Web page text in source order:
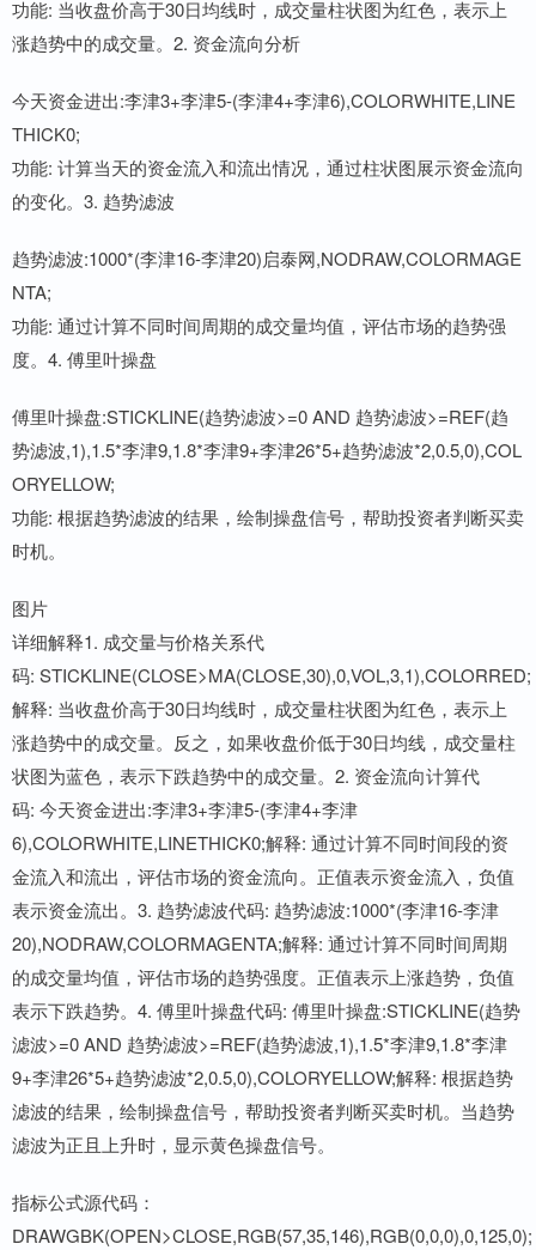
功能: 当收盘价高于30日均线时，成交量柱状图为红色，表示上
涨趋势中的成交量。2. 资金流向分析
今天资金进出:李津3+李津5-(李津4+李津6),COLORWHITE,LINE
THICK0;
功能: 计算当天的资金流入和流出情况，通过柱状图展示资金流向
的变化。3. 趋势滤波
趋势滤波:1000*(李津16-李津20)启泰网,NODRAW,COLORMAGE
NTA;
功能: 通过计算不同时间周期的成交量均值，评估市场的趋势强
度。4. 傅里叶操盘
傅里叶操盘:STICKLINE(趋势滤波>=0 AND 趋势滤波>=REF(趋
势滤波,1),1.5*李津9,1.8*李津9+李津26*5+趋势滤波*2,0.5,0),COL
ORYELLOW;
功能: 根据趋势滤波的结果，绘制操盘信号，帮助投资者判断买卖
时机。
图片
详细解释1. 成交量与价格关系代
码: STICKLINE(CLOSE>MA(CLOSE,30),0,VOL,3,1),COLORRED;
解释: 当收盘价高于30日均线时，成交量柱状图为红色，表示上
涨趋势中的成交量。反之，如果收盘价低于30日均线，成交量柱
状图为蓝色，表示下跌趋势中的成交量。2. 资金流向计算代
码: 今天资金进出:李津3+李津5-(李津4+李津
6),COLORWHITE,LINETHICK0;解释: 通过计算不同时间段的资
金流入和流出，评估市场的资金流向。正值表示资金流入，负值
表示资金流出。3. 趋势滤波代码: 趋势滤波:1000*(李津16-李津
20),NODRAW,COLORMAGENTA;解释: 通过计算不同时间周期
的成交量均值，评估市场的趋势强度。正值表示上涨趋势，负值
表示下跌趋势。4. 傅里叶操盘代码: 傅里叶操盘:STICKLINE(趋势
滤波>=0 AND 趋势滤波>=REF(趋势滤波,1),1.5*李津9,1.8*李津
9+李津26*5+趋势滤波*2,0.5,0),COLORYELLOW;解释: 根据趋势
滤波的结果，绘制操盘信号，帮助投资者判断买卖时机。当趋势
滤波为正且上升时，显示黄色操盘信号。
指标公式源代码：
DRAWGBK(OPEN>CLOSE,RGB(57,35,146),RGB(0,0,0),0,125,0);